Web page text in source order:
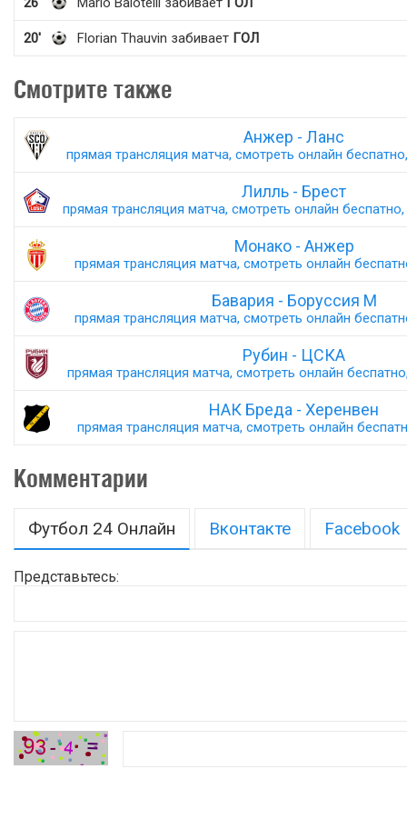
20' Florian Thauvin забивает ГОЛ
Смотрите также
Анжер - Ланс
прямая трансляция матча, смотреть онлайн
Лилль - Брест
прямая трансляция матча, смотреть онлайн
Монако - Анжер
прямая трансляция матча, смотреть онлайн
Бавария - Боруссия М
прямая трансляция матча, смотреть онлайн
Рубин - ЦСКА
прямая трансляция матча, смотреть онлайн
НАК Бреда - Херенвен
прямая трансляция матча, смотреть онлайн
Комментарии
Футбол 24 Онлайн Вконтакте Facebook
Представьтесь: